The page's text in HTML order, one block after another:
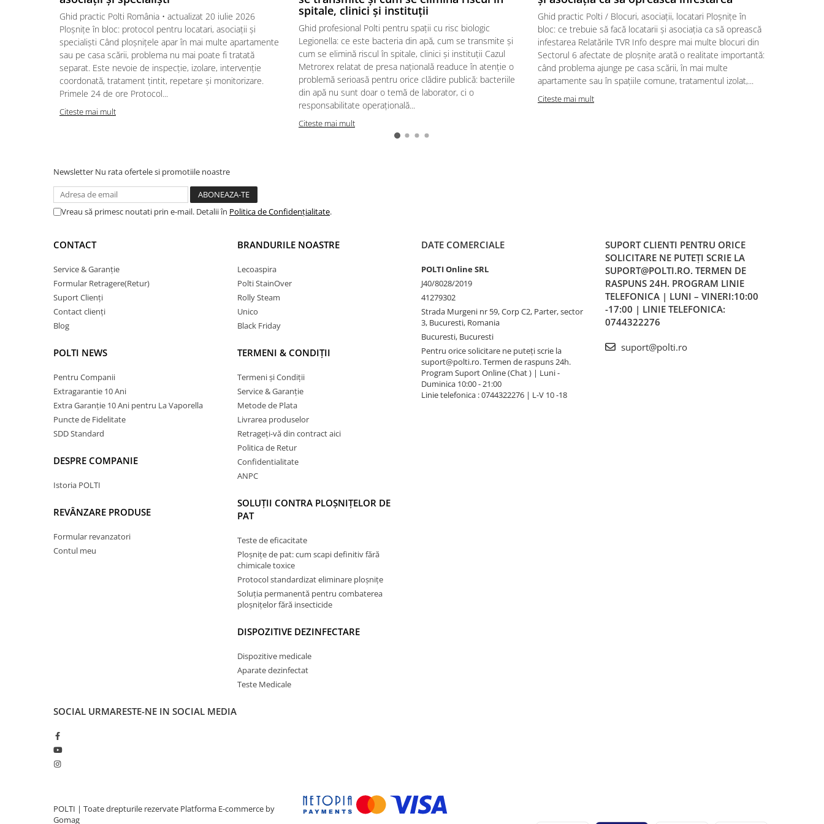
Ghid practic Polti România • actualizat 20 iulie 2026
Ploșnițe în bloc: protocol pentru locatari, asociații și
specialiști Când ploșnițele apar în mai multe apartamente
sau pe casa scării, problema nu mai poate fi tratată
separat. Este nevoie de inspecție, izolare, intervenție
coordonată, tratament țintit, repetare și monitorizare.
Primele 24 de ore Protocol...
Citeste mai mult
spitale, clinici și instituții
Ghid profesional Polti pentru spații cu risc biologic
Legionella: ce este bacteria din apă, cum se transmite și
cum se elimină riscul în spitale, clinici și instituții Cazul
Metrorex relatat de presa națională readuce în atenție o
problemă serioasă pentru orice clădire publică: bacteriile
din apă nu sunt doar o temă de laborator, ci o
responsabilitate operațională...
Citeste mai mult
Ghid practic Polti / Blocuri, asociații, locatari Ploșnițe în
bloc: ce trebuie să facă locatarii și asociația ca să oprească
infestarea Relatările TVR Info despre mai multe blocuri din
Sectorul 6 afectate de ploșnițe arată o realitate importantă:
când problema ajunge pe casa scării, în mai multe
apartamente sau în spațiile comune, tratamentul izolat,...
Citeste mai mult
Newsletter Nu rata ofertele si promotiile noastre
Vreau să primesc noutati prin e-mail. Detalii în Politica de Confidențialitate.
CONTACT
Service & Garanție
Formular Retragere(Retur)
Suport Clienți
Contact clienți
Blog
POLTI NEWS
Pentru Companii
Extragarantie 10 Ani
Extra Garanție 10 Ani pentru La Vaporella
Puncte de Fidelitate
SDD Standard
DESPRE COMPANIE
Istoria POLTI
REVÂNZARE PRODUSE
Formular revanzatori
Contul meu
BRANDURILE NOASTRE
Lecoaspira
Polti StainOver
Rolly Steam
Unico
Black Friday
TERMENI & CONDIȚII
Termeni și Condiții
Service & Garanție
Metode de Plata
Livrarea produselor
Retrageți-vă din contract aici
Politica de Retur
Confidentialitate
ANPC
SOLUȚII CONTRA PLOȘNIȚELOR DE
PAT
Teste de eficacitate
Ploșnițe de pat: cum scapi definitiv fără
chimicale toxice
Protocol standardizat eliminare ploșnițe
Soluția permanentă pentru combaterea
ploșnițelor fără insecticide
DISPOZITIVE DEZINFECTARE
Dispozitive medicale
Aparate dezinfectat
Teste Medicale
DATE COMERCIALE
POLTI Online SRL
J40/8028/2019
41279302
Strada Murgeni nr 59, Corp C2, Parter, sector
3, Bucuresti, Romania
Bucuresti, Bucuresti
Pentru orice solicitare ne puteți scrie la
suport@polti.ro. Termen de raspuns 24h.
Program Suport Online (Chat ) | Luni -
Duminica 10:00 - 21:00
Linie telefonica : 0744322276 | L-V 10 -18
SUPORT CLIENTI PENTRU ORICE
SOLICITARE NE PUTEȚI SCRIE LA
SUPORT@POLTI.RO. TERMEN DE
RASPUNS 24H. PROGRAM LINIE
TELEFONICA | LUNI – VINERI:10:00
-17:00 | LINIE TELEFONICA:
0744322276
suport@polti.ro
SOCIAL URMARESTE-NE IN SOCIAL MEDIA
POLTI | Toate drepturile rezervate Platforma E-commerce by
Gomag